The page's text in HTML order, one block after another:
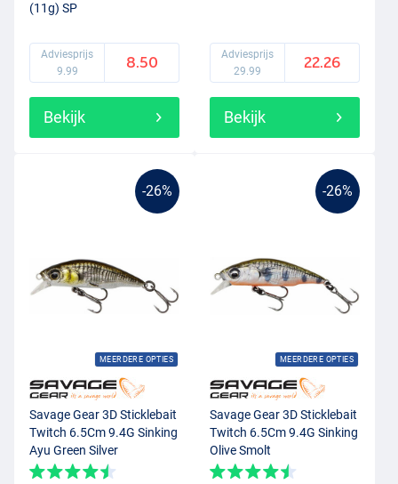
(11g) SP
Adviesprijs
9.99
8.50
Bekijk
Adviesprijs
29.99
22.26
Bekijk
-26%
MEERDERE OPTIES
Savage Gear 3D Sticklebait
Twitch 6.5Cm 9.4G Sinking
Ayu Green Silver
-26%
MEERDERE OPTIES
Savage Gear 3D Sticklebait
Twitch 6.5Cm 9.4G Sinking
Olive Smolt